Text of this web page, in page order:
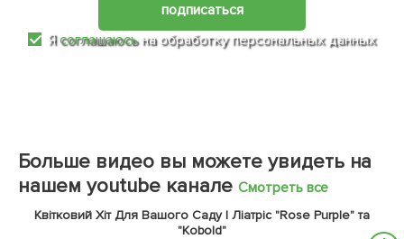
подписаться
Ясоглашаюсьна обработку персональных данных
Больше видео вы можете увидеть на
нашем youtube канале Смотреть все
Квітковий Хіт Для Вашого Саду | Ліатріс "Rose Purple" та
"Kobold"